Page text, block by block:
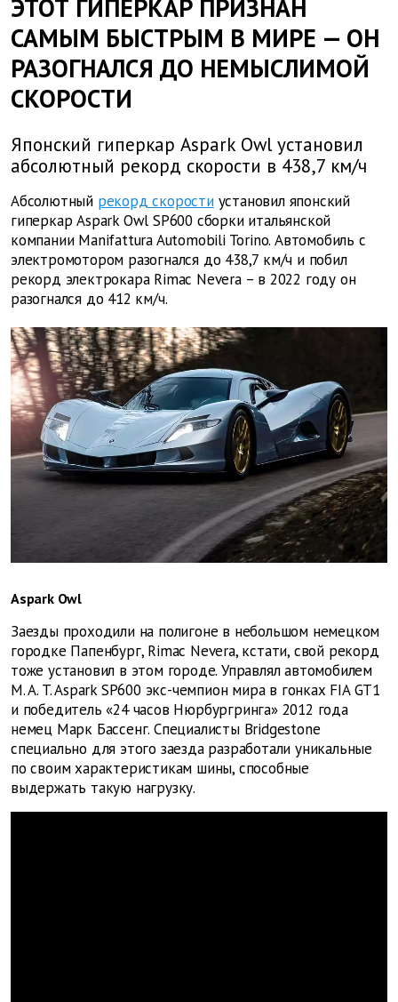
ЭТОТ ГИПЕРКАР ПРИЗНАН
САМЫМ БЫСТРЫМ В МИРЕ — ОН
РАЗОГНАЛСЯ ДО НЕМЫСЛИМОЙ
СКОРОСТИ
Японский гиперкар Aspark Owl установил
абсолютный рекорд скорости в 438,7 км/ч
Абсолютный рекорд скоростиустановил японский
гиперкар Aspark Owl SP600 сборки итальянской
компании Manifattura Automobili Torino. Автомобиль с
электромотором разогнался до 438,7 км/ч и побил
рекорд электрокара Rimac Nevera – в 2022 году он
разогнался до 412 км/ч.
Aspark Owl
Заезды проходили на полигоне в небольшом немецком
городке Папенбург, Rimac Nevera, кстати, свой рекорд
тоже установил в этом городе. Управлял автомобилем
M. A. T. Aspark SP600 экс-чемпион мира в гонках FIA GT1
и победитель «24 часов Нюрбургринга» 2012 года
немец Марк Бассенг. Специалисты Bridgestone
специально для этого заезда разработали уникальные
по своим характеристикам шины, способные
выдержать такую нагрузку.